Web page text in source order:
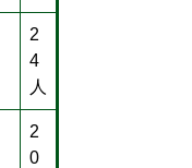
2
4
人
2
0